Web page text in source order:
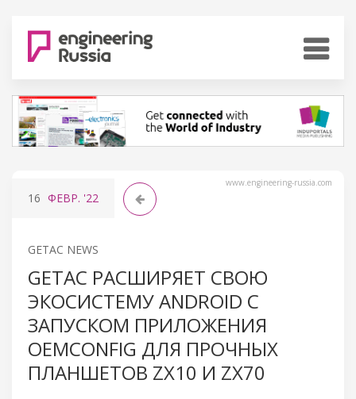
www.engineering-russia.com
16 ФЕВР. '22
GETAC NEWS
GETAC РАСШИРЯЕТ СВОЮ
ЭКОСИСТЕМУ ANDROID С
ЗАПУСКОМ ПРИЛОЖЕНИЯ
OEMCONFIG ДЛЯ ПРОЧНЫХ
ПЛАНШЕТОВ ZX10 И ZX70